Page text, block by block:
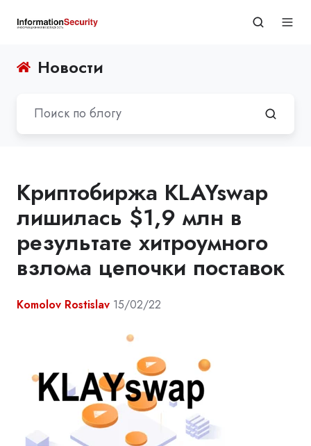
Новости
Криптобиржа KLAYswap
лишилась $1,9 млн в
результате хитроумного
взлома цепочки поставок
Komolov Rostislav 15/02/22